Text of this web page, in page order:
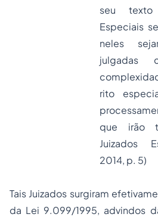
seu
Especiais
neles
julgadas
rito
que irão
Juizados
2014, p. 5)
Tais Juizados surgiram
da Lei 9.099/1995, advindos